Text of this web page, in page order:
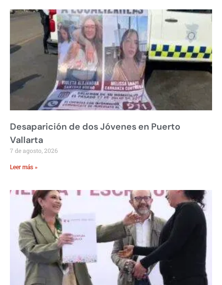
Desaparición de dos Jóvenes en Puerto
Vallarta
7 de agosto, 2026
Leer más »